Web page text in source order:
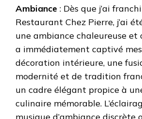
Ambiance : Dès que j’ai
Restaurant Chez Pierre, j’ai
une ambiance chaleureuse et
a immédiatement captivé mes
décoration intérieure, une
modernité et de tradition
un cadre élégant propice à
culinaire mémorable.